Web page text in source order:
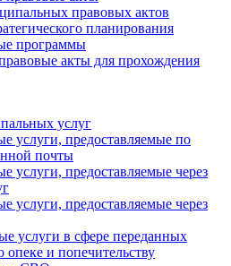
правовых актов
планирования
программы
акты для прохождения
услуг
услуги, предоставляемые по
почты
услуги, предоставляемые через
услуги, предоставляемые через
услуги в сфере переданных
и попечительству